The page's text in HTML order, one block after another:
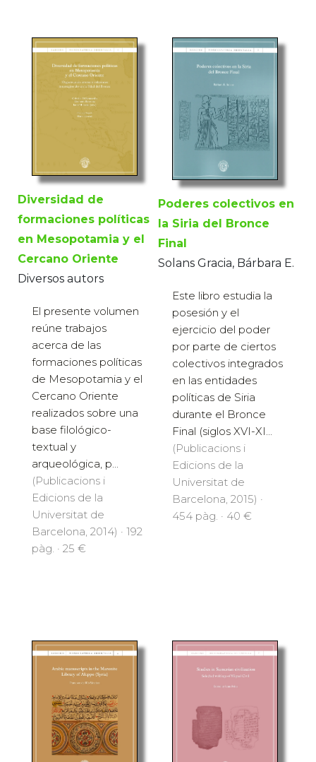
Diversidad de
formaciones políticas
en Mesopotamia y el
Cercano Oriente
Diversos autors
El presente volumen
reúne trabajos
acerca de las
formaciones po­líticas
de Mesopotamia y el
Cercano Oriente
realizados sobre una
base filológico-
textual y
arqueológica, p...
(Publicacions i
Edicions de la
Universitat de
Barcelona, 2014) · 192
pàg. · 25 €
Poderes colectivos en
la Siria del Bronce
Final
Solans Gracia, Bárbara E.
Este libro estudia la
posesión y el
ejercicio del poder
por parte de ciertos
colectivos integrados
en las entidades
políticas de Siria
durante el Bronce
Final (siglos XVI-XI...
(Publicacions i
Edicions de la
Universitat de
Barcelona, 2015) ·
454 pàg. · 40 €